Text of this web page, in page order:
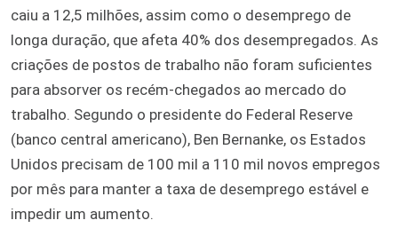
caiu a 12,5 milhões, assim como o desemprego de
longa duração, que afeta 40% dos desempregados. As
criações de postos de trabalho não foram suficientes
para absorver os recém-chegados ao mercado do
trabalho. Segundo o presidente do Federal Reserve
(banco central americano), Ben Bernanke, os Estados
Unidos precisam de 100 mil a 110 mil novos empregos
por mês para manter a taxa de desemprego estável e
impedir um aumento.